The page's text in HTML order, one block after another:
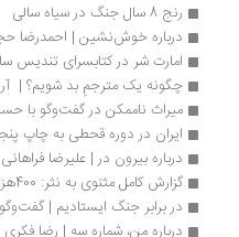
رنج‌ 8 سال جنگ در سیاه سالی
درباره خوش‌نشین | احمدرضا
امارت شر در کتابسرای تندیس
چگونه یک مترجمِ بد شویم؟ |
میراث ناممکن در گفت‌وگو با
ایران در دوره قحطی به چاپ
درباره بیرون در | علیرضا فراهانی
گزارش کامل مثنوی به نثر: 400هزار تومان
در برابر جنگ ایستادیم | گفت‌وگو
درباره من، شماره سه | رضا فکری